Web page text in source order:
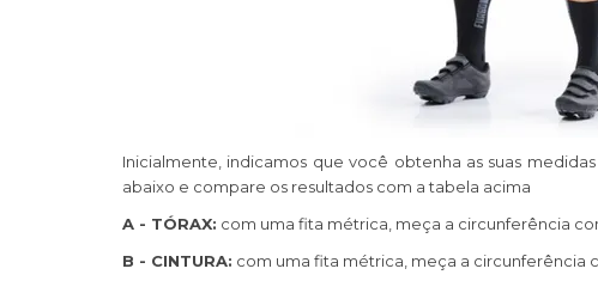
Inicialmente, indicamos que você obtenha as suas
abaixo e compare os resultados com a tabela acima
A - TÓRAX: com uma fita métrica, meça a circunferência
B - CINTURA: com uma fita métrica, meça a circunferência